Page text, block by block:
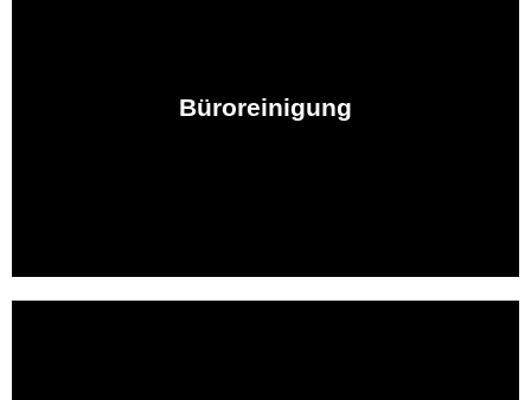
Büroreinigung
Ob Ihr Büro, Flur, Empfangsbereich oder Toiletten: Wir
bringen Ihr Unternehmen zum Glänzen!